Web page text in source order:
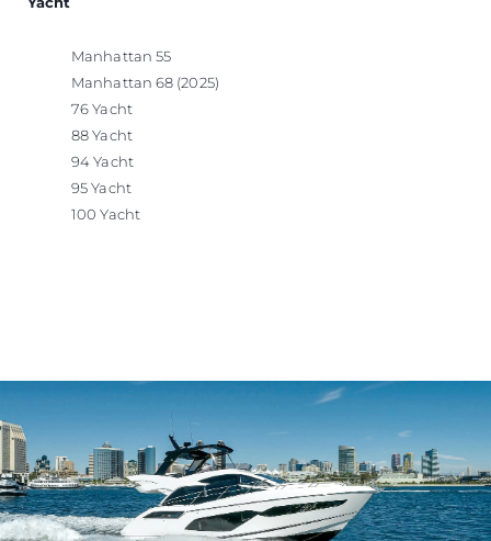
Manhattan 55
Manhattan 68 (2025)
76 Yacht
88 Yacht
94 Yacht
95 Yacht
100 Yacht